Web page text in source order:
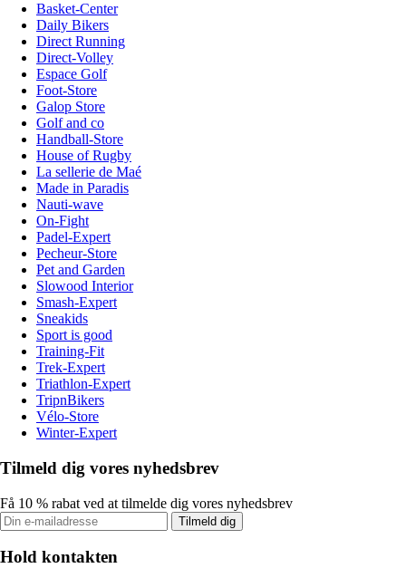
Basket-Center
Daily Bikers
Direct Running
Direct-Volley
Espace Golf
Foot-Store
Galop Store
Golf and co
Handball-Store
House of Rugby
La sellerie de Maé
Made in Paradis
Nauti-wave
On-Fight
Padel-Expert
Pecheur-Store
Pet and Garden
Slowood Interior
Smash-Expert
Sneakids
Sport is good
Training-Fit
Trek-Expert
Triathlon-Expert
TripnBikers
Vélo-Store
Winter-Expert
Tilmeld dig vores nyhedsbrev
Få 10 % rabat ved at tilmelde dig vores nyhedsbrev
Tilmeld dig
Hold kontakten